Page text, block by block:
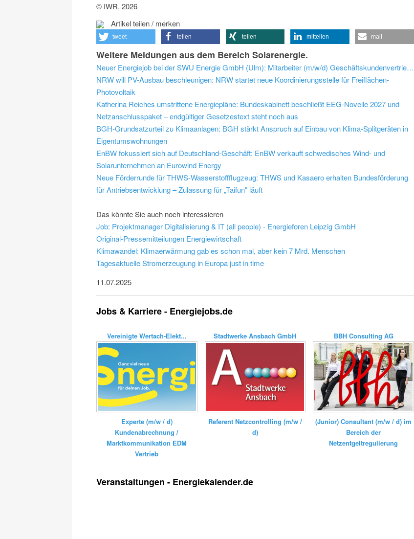
© IWR, 2026
Artikel teilen / merken
tweet teilen teilen mitteilen mail
Weitere Meldungen aus dem Bereich Solarenergie.
Neuer Energiejob bei der SWU Energie GmbH (Ulm): Mitarbeiter (m/w/d) Geschäftskundenvertrieb Energie
NRW will PV-Ausbau beschleunigen: NRW startet neue Koordinierungsstelle für Freiflächen-
Photovoltaik
Katherina Reiches umstrittene Energiepläne: Bundeskabinett beschließt EEG-Novelle 2027 und
Netzanschlusspaket – endgültiger Gesetzestext steht noch aus
BGH-Grundsatzurteil zu Klimaanlagen: BGH stärkt Anspruch auf Einbau von Klima-Splitgeräten in
Eigentumswohnungen
EnBW fokussiert sich auf Deutschland-Geschäft: EnBW verkauft schwedisches Wind- und
Solarunternehmen an Eurowind Energy
Neue Förderrunde für THWS-Wasserstoffflugzeug: THWS und Kasaero erhalten Bundesförderung
für Antriebsentwicklung – Zulassung für „Taifun" läuft
Das könnte Sie auch noch interessieren
Job: Projektmanager Digitalisierung & IT (all people) - Energieforen Leipzig GmbH
Original-Pressemitteilungen Energiewirtschaft
Klimawandel: Klimaerwärmung gab es schon mal, aber kein 7 Mrd. Menschen
Tagesaktuelle Stromerzeugung in Europa just in time
11.07.2025
Jobs & Karriere - Energiejobs.de
Vereinigte Wertach-Elekt...
Experte (m/w / d)
Kundenabrechnung /
Marktkommunikation EDM
Vertrieb
Stadtwerke Ansbach GmbH
Referent Netzcontrolling (m/w /
d)
BBH Consulting AG
(Junior) Consultant (m/w / d) im
Bereich der
Netzentgeltregulierung
Veranstaltungen - Energiekalender.de